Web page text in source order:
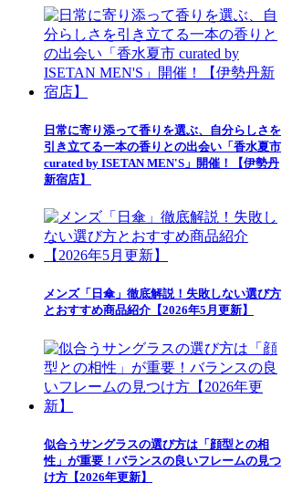
日常に寄り添って香りを選ぶ、自分らしさを
引き立てる一本の香りとの出会い「香水夏市
curated by ISETAN MEN'S」開催！【伊勢丹
新宿店】
メンズ「日傘」徹底解説！失敗しない選び方
とおすすめ商品紹介【2026年5月更新】
似合うサングラスの選び方は「顔型との相
性」が重要！バランスの良いフレームの見つ
け方【2026年更新】